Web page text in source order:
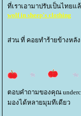
ที่เราเอามาปรับเป็นไทย
wolf in sheep's clothing
ส่วน ที่ คอยทำร้ายข้างหลัง
ตอบคำถามของคุณ
มองได้หลายมุมทีเดียว